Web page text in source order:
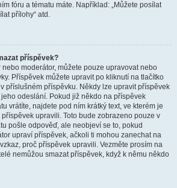
fóru a tématu máte. Například: „Můžete posílat
přílohy“ atd.
příspěvek?
moderátor, můžete pouze upravovat nebo
Příspěvek můžete upravit po kliknutí na tlačítko
příslušném příspěvku. Někdy lze upravit příspěvek
odeslání. Pokud již někdo na příspěvek
vrátíte, najdete pod ním krátký text, ve kterém je
upravili. Toto bude zobrazeno pouze v
pošle odpověď, ale neobjeví se to, pokud
upraví příspěvek, ačkoli ti mohou zanechat na
proč příspěvek upravili. Vezměte prosím na
nemůžou smazat příspěvek, když k němu někdo